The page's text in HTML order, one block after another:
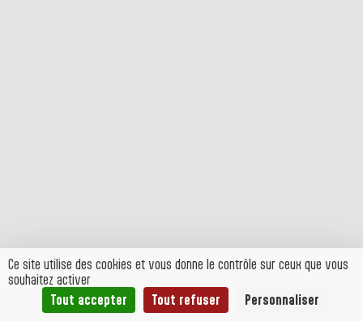
Ce site utilise des cookies et vous donne le contrôle sur ceux que vous
souhaitez activer
Tout accepter
Tout refuser Personnaliser